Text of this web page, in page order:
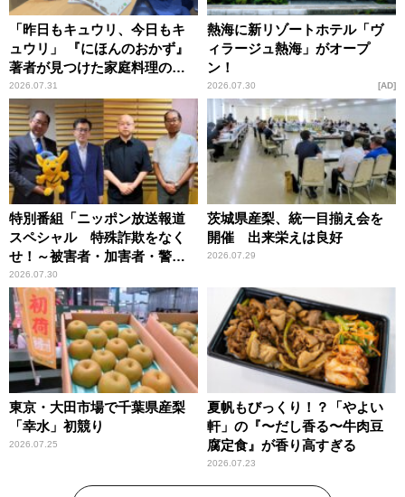
「昨日もキュウリ、今日もキ
ュウリ」 『にほんのおかず』
著者が見つけた家庭料理の知
恵
2026.07.31
熱海に新リゾートホテル「ヴ
ィラージュ熱海」がオープ
ン！
2026.07.30 AD
特別番組「ニッポン放送報道
スペシャル 特殊詐欺をなく
せ！～被害者・加害者・警視
庁が語るトクリュウの実態
～」放送
2026.07.30
茨城県産梨、統一目揃え会を
開催 出来栄えは良好
2026.07.29
東京・大田市場で千葉県産梨
「幸水」初競り
2026.07.25
夏帆もびっくり！？「やよい
軒」の『〜だし香る〜牛肉豆
腐定食』が香り高すぎる
2026.07.23